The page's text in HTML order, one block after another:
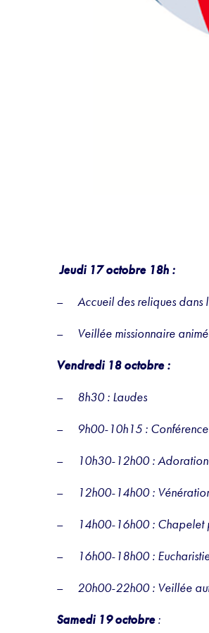
Jeudi 17 octobre 18h :
– Accueil des reliques
– Veillée missionnaire
Vendredi 18 octobre :
– 8h30 : Laudes
– 9h00-10h15 :
–
10h30-12h00 : Adoration
–
12h00-14h00 :
–
14h00-16h00 : Chapelet
–
16h00-18h00 :
– 20h00-22h00 : Veillée
Samedi 19 octobre: